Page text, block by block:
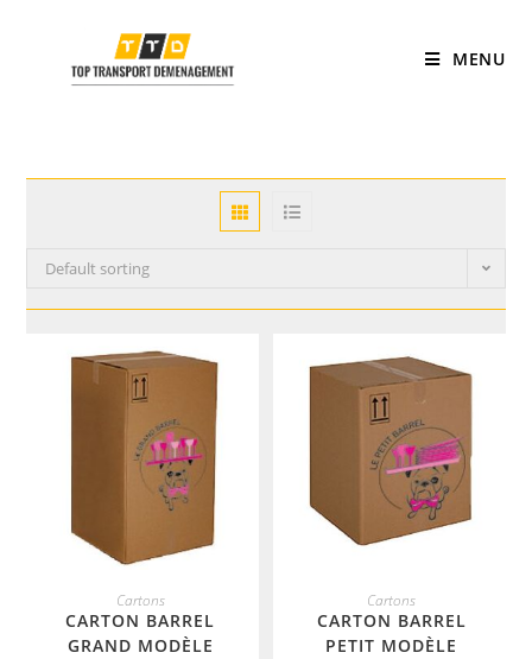
MENU
Default sorting
ADD TO CART
Cartons
CARTON BARREL
GRAND MODÈLE
ADD TO CART
Cartons
CARTON BARREL
PETIT MODÈLE